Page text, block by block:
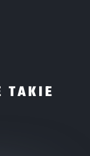
TAKIE